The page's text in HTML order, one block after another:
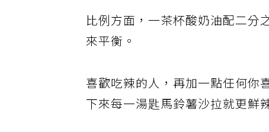
比例方面，一茶杯酸奶油配二分
來平衡。
喜歡吃辣的人，再加一點任何你
下來每一湯匙馬鈴薯沙拉就更鮮